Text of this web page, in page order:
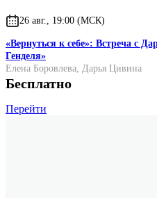
26 авг., 19:00 (МСК)
«Вернуться к себе»: Встреча с
Генделя»
Елена Боровлева, Дарья Цивина
Бесплатно
Перейти